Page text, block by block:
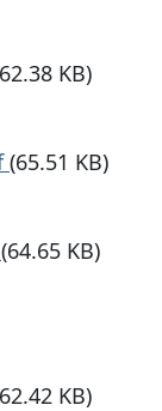
KB)
(65.51 KB)
(64.65 KB)
KB)